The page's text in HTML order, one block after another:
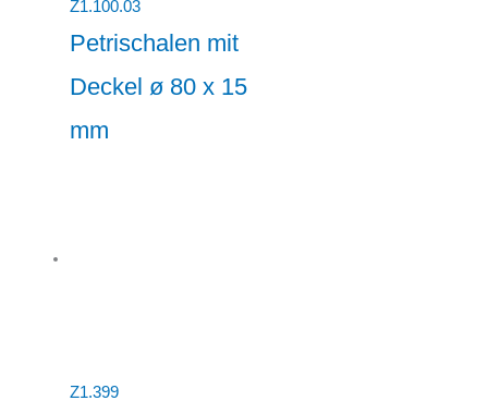
Z1.100.03
Petrischalen mit
Deckel ø 80 x 15
mm
Z1.399